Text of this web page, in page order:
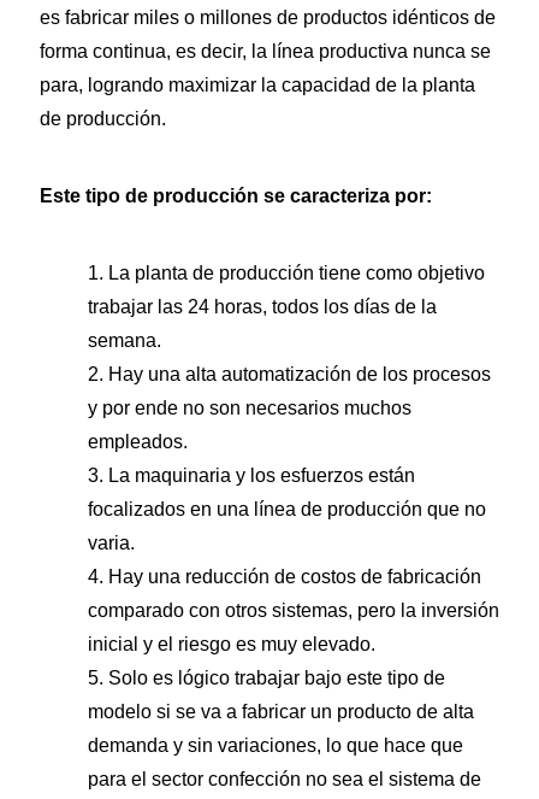
es fabricar miles o millones de productos idénticos de
forma continua, es decir, la línea productiva nunca se
para, logrando maximizar la capacidad de la planta
de producción.
Este tipo de producción se caracteriza por:
1. La planta de producción tiene como objetivo
trabajar las 24 horas, todos los días de la
semana.
2. Hay una alta automatización de los procesos
y por ende no son necesarios muchos
empleados.
3. La maquinaria y los esfuerzos están
focalizados en una línea de producción que no
varia.
4. Hay una reducción de costos de fabricación
comparado con otros sistemas, pero la inversión
inicial y el riesgo es muy elevado.
5. Solo es lógico trabajar bajo este tipo de
modelo si se va a fabricar un producto de alta
demanda y sin variaciones, lo que hace que
para el sector confección no sea el sistema de